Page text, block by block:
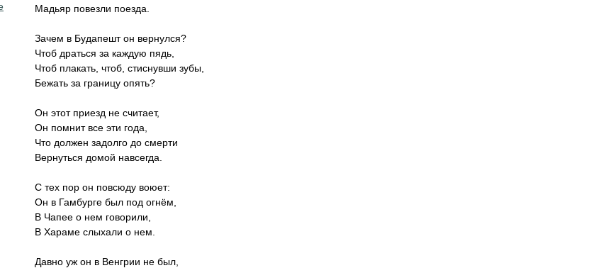
Мадьяр повезли поезда.
Зачем в Будапешт он вернулся?
Чтоб драться за каждую пядь,
Чтоб плакать, чтоб, стиснувши зубы,
Бежать за границу опять?
Он этот приезд не считает,
Он помнит все эти года,
Что должен задолго до смерти
Вернуться домой навсегда.
С тех пор он повсюду воюет:
Он в Гамбурге был под огнём,
В Чапее о нем говорили,
В Хараме слыхали о нем.
Давно уж он в Венгрии не был,